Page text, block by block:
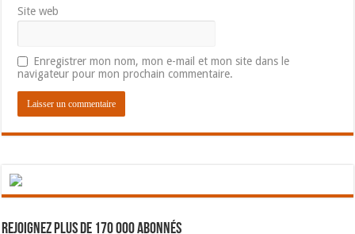
Site web
Enregistrer mon nom, mon e-mail et mon site dans le
navigateur pour mon prochain commentaire.
Rejoignez plus de 170 000 abonnés